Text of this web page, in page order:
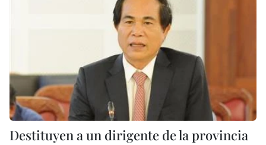
Destituyen a un dirigente de la provincia